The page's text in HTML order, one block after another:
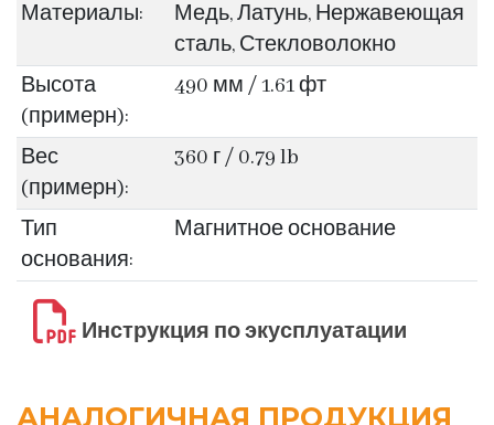
Материалы:
Медь, Латунь, Нержавеющая
сталь, Стекловолокно
Высота
(примерн):
490 мм / 1.61 фт
Вес
(примерн):
360 г / 0.79 lb
Тип
основания:
Магнитное основание
Инструкция по экусплуатации
АНАЛОГИЧНАЯ ПРОДУКЦИЯ